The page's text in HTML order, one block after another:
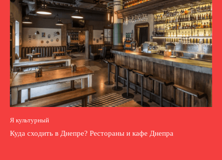
Я культурный
Куда сходить в Днепре? Рестораны и кафе Днепра